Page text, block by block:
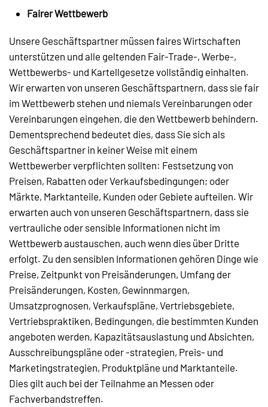
Fairer Wettbewerb
Unsere Geschäftspartner müssen faires Wirtschaften
unterstützen und alle geltenden Fair-Trade-, Werbe-,
Wettbewerbs- und Kartellgesetze vollständig einhalten.
Wir erwarten von unseren Geschäftspartnern, dass sie fair
im Wettbewerb stehen und niemals Vereinbarungen oder
Vereinbarungen eingehen, die den Wettbewerb behindern.
Dementsprechend bedeutet dies, dass Sie sich als
Geschäftspartner in keiner Weise mit einem
Wettbewerber verpflichten sollten: Festsetzung von
Preisen, Rabatten oder Verkaufsbedingungen; oder
Märkte, Marktanteile, Kunden oder Gebiete aufteilen. Wir
erwarten auch von unseren Geschäftspartnern, dass sie
vertrauliche oder sensible Informationen nicht im
Wettbewerb austauschen, auch wenn dies über Dritte
erfolgt. Zu den sensiblen Informationen gehören Dinge wie
Preise, Zeitpunkt von Preisänderungen, Umfang der
Preisänderungen, Kosten, Gewinnmargen,
Umsatzprognosen, Verkaufspläne, Vertriebsgebiete,
Vertriebspraktiken, Bedingungen, die bestimmten Kunden
angeboten werden, Kapazitätsauslastung und Absichten,
Ausschreibungspläne oder -strategien, Preis- und
Marketingstrategien, Produktpläne und Marktanteile.
Dies gilt auch bei der Teilnahme an Messen oder
Fachverbandstreffen.